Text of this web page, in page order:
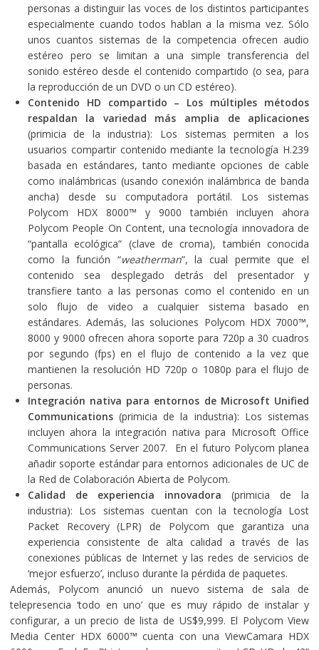
personas a distinguir las voces de los distintos participantes
especialmente cuando todos hablan a la misma vez. Sólo
unos cuantos sistemas de la competencia ofrecen audio
estéreo pero se limitan a una simple transferencia del
sonido estéreo desde el contenido compartido (o sea, para
la reproducción de un DVD o un CD estéreo).
Contenido HD compartido – Los múltiples métodos
respaldan la variedad más amplia de aplicaciones
(primicia de la industria): Los sistemas permiten a los
usuarios compartir contenido mediante la tecnología H.239
basada en estándares, tanto mediante opciones de cable
como inalámbricas (usando conexión inalámbrica de banda
ancha) desde su computadora portátil. Los sistemas
Polycom HDX 8000™ y 9000 también incluyen ahora
Polycom People On Content, una tecnología innovadora de
“pantalla ecológica” (clave de croma), también conocida
como la función “weatherman”, la cual permite que el
contenido sea desplegado detrás del presentador y
transfiere tanto a las personas como el contenido en un
solo flujo de video a cualquier sistema basado en
estándares. Además, las soluciones Polycom HDX 7000™,
8000 y 9000 ofrecen ahora soporte para 720p a 30 cuadros
por segundo (fps) en el flujo de contenido a la vez que
mantienen la resolución HD 720p o 1080p para el flujo de
personas.
Integración nativa para entornos de Microsoft Unified
Communications(primicia de la industria): Los sistemas
incluyen ahora la integración nativa para Microsoft Office
Communications Server 2007. En el futuro Polycom planea
añadir soporte estándar para entornos adicionales de UC de
la Red de Colaboración Abierta de Polycom.
Calidad de experiencia innovadora(primicia de la
industria): Los sistemas cuentan con la tecnología Lost
Packet Recovery (LPR) de Polycom que garantiza una
experiencia consistente de alta calidad a través de las
conexiones públicas de Internet y las redes de servicios de
‘mejor esfuerzo’, incluso durante la pérdida de paquetes.
Además, Polycom anunció un nuevo sistema de sala de
telepresencia ‘todo en uno’ que es muy rápido de instalar y
configurar, a un precio de lista de US$9,999. El Polycom View
Media Center HDX 6000™ cuenta con una ViewCamara HDX